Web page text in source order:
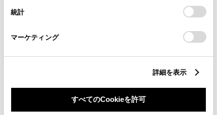
設定の変更、同意を撤回したりするにあたっては、当社の
「Cookie（クッキー）情報の取り扱いについて
」をご覧くだ
統計
マーケティング
詳細を表示
すべてのCookieを許可
任意 建物名